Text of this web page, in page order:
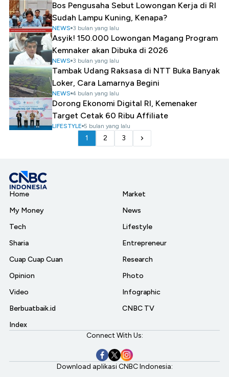
Bos Pengusaha Sebut Lowongan Kerja di RI
Sudah Lampu Kuning, Kenapa?
NEWS 3 bulan yang lalu
Asyik! 150.000 Lowongan Magang Program
Kemnaker akan Dibuka di 2026
NEWS 3 bulan yang lalu
Tambak Udang Raksasa di NTT Buka Banyak
Loker, Cara Lamarnya Begini
NEWS 4 bulan yang lalu
Dorong Ekonomi Digital RI, Kemenaker
Target Cetak 60 Ribu Affiliate
LIFESTYLE 5 bulan yang lalu
1 2 3
Home
My Money
Tech
Sharia
Cuap Cuap Cuan
Opinion
Video
Berbuatbaik.id
Index
Market
News
Lifestyle
Entrepreneur
Research
Photo
Infographic
CNBC TV
Connect With Us:
Download aplikasi CNBC Indonesia: